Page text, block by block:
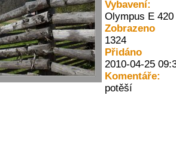
Vybavení:
Olympus E 420
Zobrazeno
1324
Přidáno
2010-04-25
Komentáře:
potěší